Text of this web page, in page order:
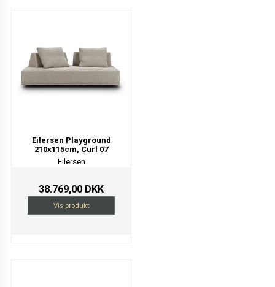
Eilersen Playground
210x115cm, Curl 07
Eilersen
38.769,00 DKK
Vis produkt